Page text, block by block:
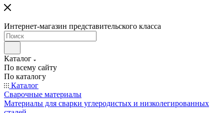
Интернет-магазин представительского класса
Каталог
По всему сайту
По каталогу
Каталог
Сварочные материалы
Материалы для сварки углеродистых и низколегированных